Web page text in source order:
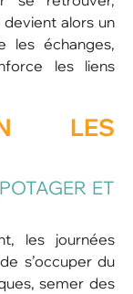
alors un
les échanges,
les liens
LES
ET
les journées
s’occuper du
semer des